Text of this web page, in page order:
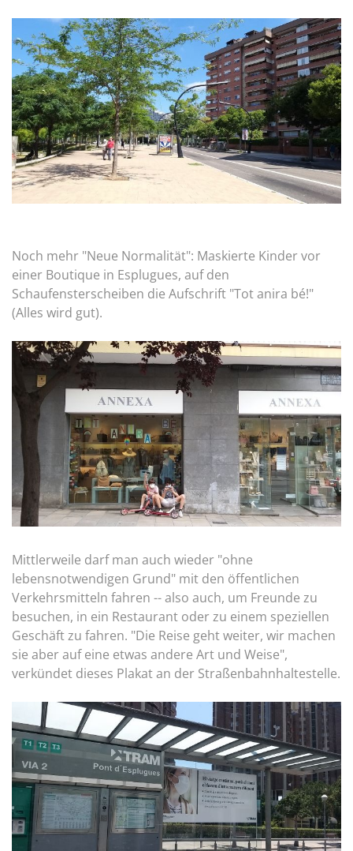
Noch mehr "Neue Normalität": Maskierte Kinder vor
einer Boutique in Esplugues, auf den
Schaufensterscheiben die Aufschrift "Tot anira bé!"
(Alles wird gut).
Mittlerweile darf man auch wieder "ohne
lebensnotwendigen Grund" mit den öffentlichen
Verkehrsmitteln fahren -- also auch, um Freunde zu
besuchen, in ein Restaurant oder zu einem speziellen
Geschäft zu fahren. "Die Reise geht weiter, wir machen
sie aber auf eine etwas andere Art und Weise",
verkündet dieses Plakat an der Straßenbahnhaltestelle.